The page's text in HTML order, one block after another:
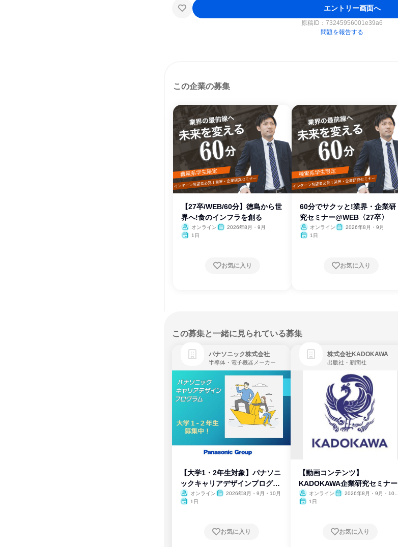
エントリー画面へ
原稿ID： 73245956001e39a6
問題を報告する
この企業の募集
【27卒/WEB/60分】徳島から世
界へ!食のインフラを創る
オンライン
2026年8月・9月
1日
お気に入り
60分でサクッと!業界・企業研
究セミナー@WEB〈27卒〉
オンライン
2026年8月・9月
1日
お気に入り
この募集と一緒に見られている募集
パナソニック株式会社
半導体・電子機器メーカー
【大学1・2年生対象】パナソニ
ックキャリアデザインプログラ
ム
オンライン
2026年8月・9月・10月
1日
お気に入り
株式会社KADOKAWA
出版社・新聞社
【動画コンテンツ】
KADOKAWA企業研究セミナー
オンライン
2026年8月・9月・10
1日
お気に入り